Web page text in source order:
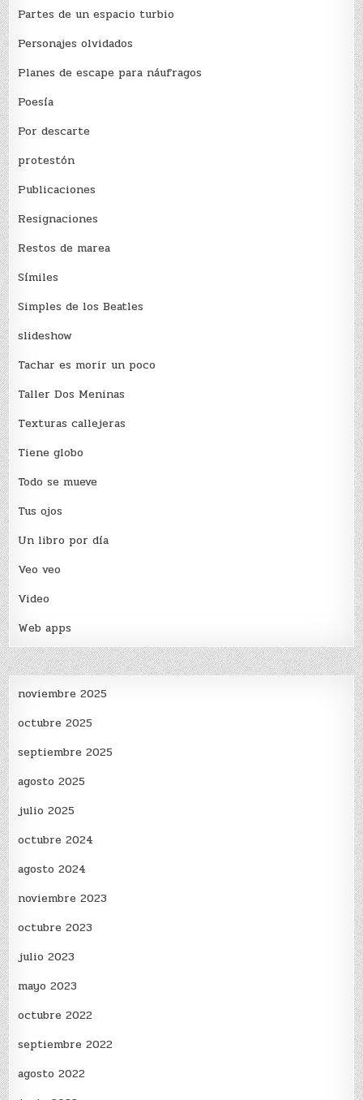
Partes de un espacio turbio
Personajes olvidados
Planes de escape para náufragos
Poesía
Por descarte
protestón
Publicaciones
Resignaciones
Restos de marea
Sí­miles
Simples de los Beatles
slideshow
Tachar es morir un poco
Taller Dos Meninas
Texturas callejeras
Tiene globo
Todo se mueve
Tus ojos
Un libro por día
Veo veo
Video
Web apps
noviembre 2025
octubre 2025
septiembre 2025
agosto 2025
julio 2025
octubre 2024
agosto 2024
noviembre 2023
octubre 2023
julio 2023
mayo 2023
octubre 2022
septiembre 2022
agosto 2022